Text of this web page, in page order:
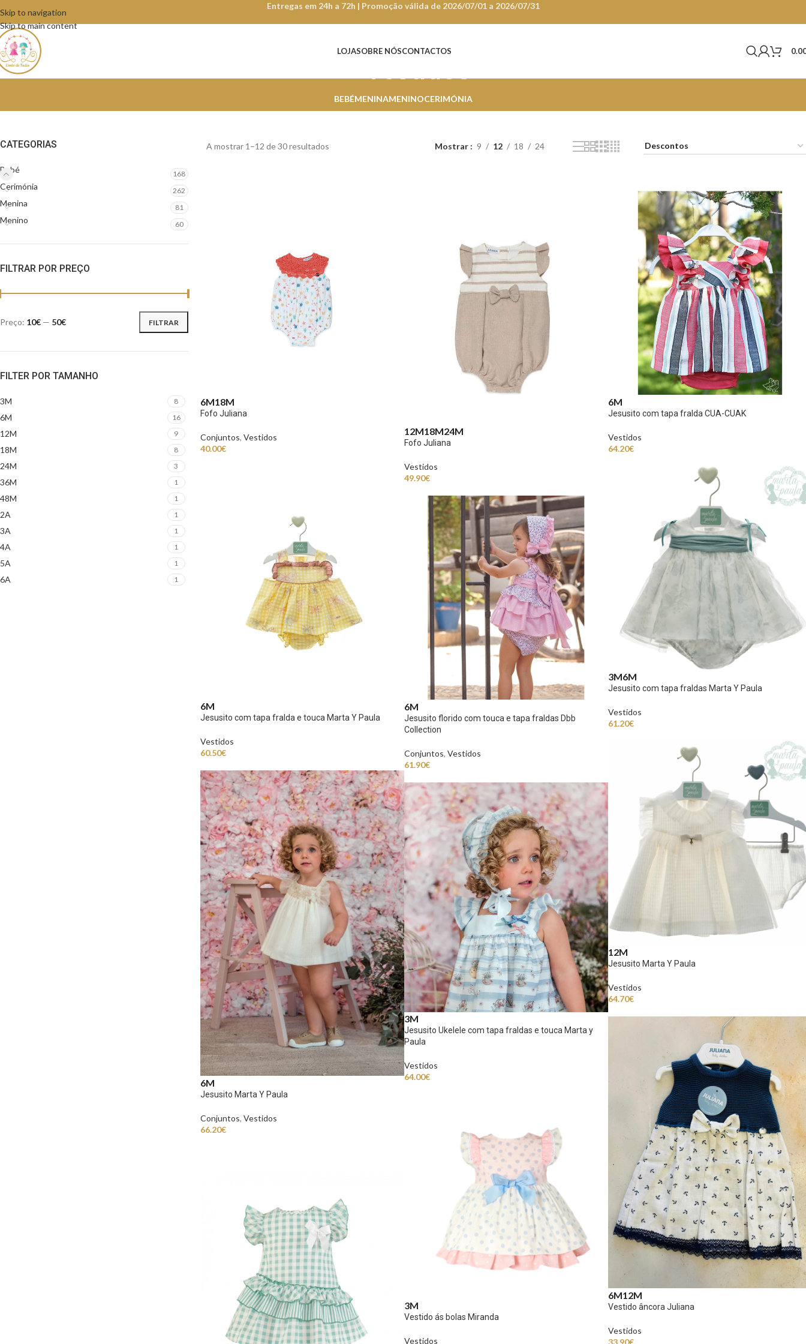
Skip to navigation
Skip to main content
Entregas em 24h a 72h | Promoção válida de 2026/07/01 a 2026/07/31
LOJASOBRE NÓSCONTACTOS
Vestidos
BEBÉMENINAMENINOCERIMÓNIA
CATEGORIAS
Bebé 168
Cerimónia 262
Menina 81
Menino 60
FILTRAR POR PREÇO
FILTRAR
Preço: 10€ — 50€
FILTER POR TAMANHO
3M 8
6M 16
12M 9
18M 8
24M 3
36M 1
48M 1
2A 1
3A 1
4A 1
5A 1
6A 1
A mostrar 1–12 de 30 resultados Mostrar 9 12 18 24
6M18M
Fofo Juliana
Conjuntos, Vestidos
40.00€
12M18M24M
Fofo Juliana
Vestidos
49.90€
6M
Jesusito com tapa fralda CUA-CUAK
Vestidos
64.20€
6M
Jesusito com tapa fralda e touca Marta Y Paula
Vestidos
60.50€
3M6M
Jesusito com tapa fraldas Marta Y Paula
Vestidos
61.20€
6M
Jesusito florido com touca e tapa fraldas Dbb
Collection
Conjuntos, Vestidos
61.90€
12M
Jesusito Marta Y Paula
Vestidos
64.70€
6M
Jesusito Marta Y Paula
Conjuntos, Vestidos
66.20€
3M
Jesusito Ukelele com tapa fraldas e touca Marta y
Paula
Vestidos
64.00€
6M12M
Vestido âncora Juliana
Vestidos
33.90€
3M
Vestido ás bolas Miranda
Vestidos